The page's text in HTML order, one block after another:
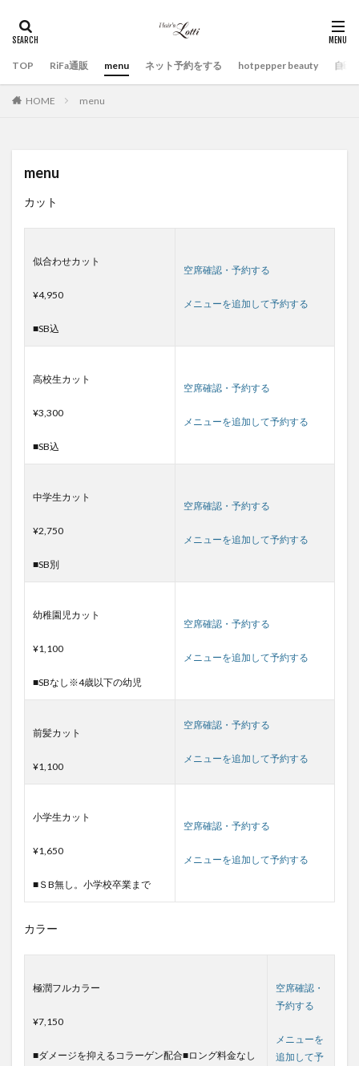
TOP RiFa通販 menu ネット予約をする hotpepper beauty 自己
HOME menu
menu
カット
似合わせカット
¥4,950
■SB込
空席確認・予約する
メニューを追加して予約する
高校生カット
¥3,300
■SB込
空席確認・予約する
メニューを追加して予約する
中学生カット
¥2,750
■SB別
空席確認・予約する
メニューを追加して予約する
幼稚園児カット
¥1,100
■SBなし※4歳以下の幼児
空席確認・予約する
メニューを追加して予約する
前髪カット
¥1,100
空席確認・予約する
メニューを追加して予約する
小学生カット
¥1,650
■ＳB無し。小学校卒業まで
空席確認・予約する
メニューを追加して予約する
カラー
極潤フルカラー
¥7,150
■ダメージを抑えるコラーゲン配合■ロング料金なし
空席確認・
予約する
メニューを
追加して予